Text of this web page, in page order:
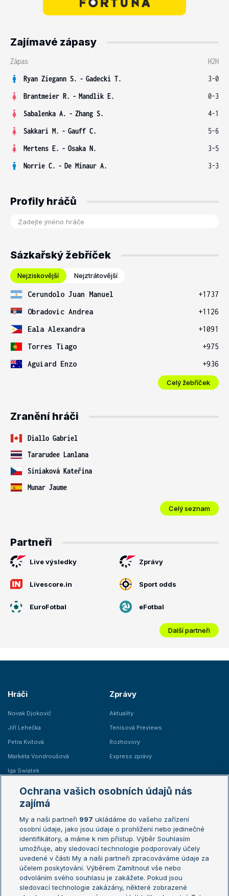
Zajímavé zápasy
Zápas
H2H
Ryan Ziegann S. - Gadecki T.
3-0
Brantmeier R. - Mandlik E.
0-3
Sabalenka A. - Zhang S.
4-1
Sakkari M. - Gauff C.
5-6
Mertens E. - Osaka N.
3-5
Norrie C. - De Minaur A. 3-3
Profily hráčů
Sázkařský žebříček
Nejziskovější Nejztrátovější
Cerundolo Juan Manuel
+1737
Obradovic Andrea
+1126
Eala Alexandra
+1091
Torres Tiago
+975
Aguiard Enzo
+936
Celý žebříček
Zranění hráči
Diallo Gabriel
Tararudee Lanlana
Siniaková Kateřina
Munar Jaume
Celý seznam
Partneři
Live výsledky Zprávy
Livescore.in Sport odds
EuroFotbal eFotbal
Další partneři
Hráči
Novak Djokovič
Jiří Lehečka
Petra Kvitová
Markéta Vondroušová
Iga Swiatek
Zprávy
Aktuality
Tenisová Previews
Rozhovory
Express zprávy
Žebříčky
Žebříček ATP (muži)
Žebříček WTA (ženy)
Sázkařský žebříček
Australian Open
French Open
Wimbledon
US Open
Turnaj mistrů
Turnaj mistryň
Ochrana vašich osobních údajů nás
zajímá
My a naši partneři 997 ukládáme do vašeho zařízení
osobní údaje, jako jsou údaje o prohlížení nebo jedinečné
identifikátory, a máme k nim přístup. Výběr Souhlasím
umožňuje, aby sledovací technologie podporovaly účely
uvedené v části My a naši partneři zpracováváme údaje za
účelem poskytování. Výběrem Zamítnout vše nebo
odvoláním svého souhlasu je zakážete. Pokud jsou
sledovací technologie zakázány, některé zobrazené